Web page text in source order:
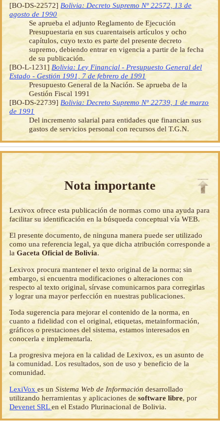
[BO-DS-22572] Bolivia: Decreto Supremo Nº 22572, 13 de
agosto de 1990
Se aprueba el adjunto Reglamento de Ejecución
Presupuestaria en sus cuarentaiseis artículos y ocho
capítulos, cuyo texto es parte del presente decreto
supremo, debiendo entrar en vigencia a partir de la fecha
de su publicación.
[BO-L-1231] Bolivia: Ley Financial - Presupuesto General del
Estado - Gestión 1991, 7 de febrero de 1991
Presupuesto General de la Nación. Se aprueba de la
Gestión Fiscal 1991
[BO-DS-22739] Bolivia: Decreto Supremo Nº 22739, 1 de marzo
de 1991
Del incremento salarial para entidades que financian sus
gastos de servicios personal con recursos del T.G.N.
Nota importante
Lexivox ofrece esta publicación de normas como una ayuda para
facilitar su identificación en la búsqueda conceptual vía WEB.
El presente documento, de ninguna manera puede ser utilizado
como una referencia legal, ya que dicha atribución corresponde a
laGaceta Oficial de Bolivia.
Lexivox procura mantener el texto original de la norma; sin
embargo, si encuentra modificaciones o alteraciones con
respecto al texto original, sírvase comunicarnos para corregirlas
y lograr una mayor perfección en nuestras publicaciones.
Toda sugerencia para mejorar el contenido de la norma, en
cuanto a fidelidad con el original, etiquetas, metainformación,
gráficos o prestaciones del sistema, estamos interesados en
conocerla e implementarla.
La progresiva mejora en la calidad de Lexivox, es un asunto de
la comunidad. Los resultados, son de uso y beneficio de la
comunidad.
LexiVoxes unSistema Web de Información desarrollado
utilizando herramientas y aplicaciones desoftware libre, por
Devenet SRLen el Estado Plurinacional de Bolivia.